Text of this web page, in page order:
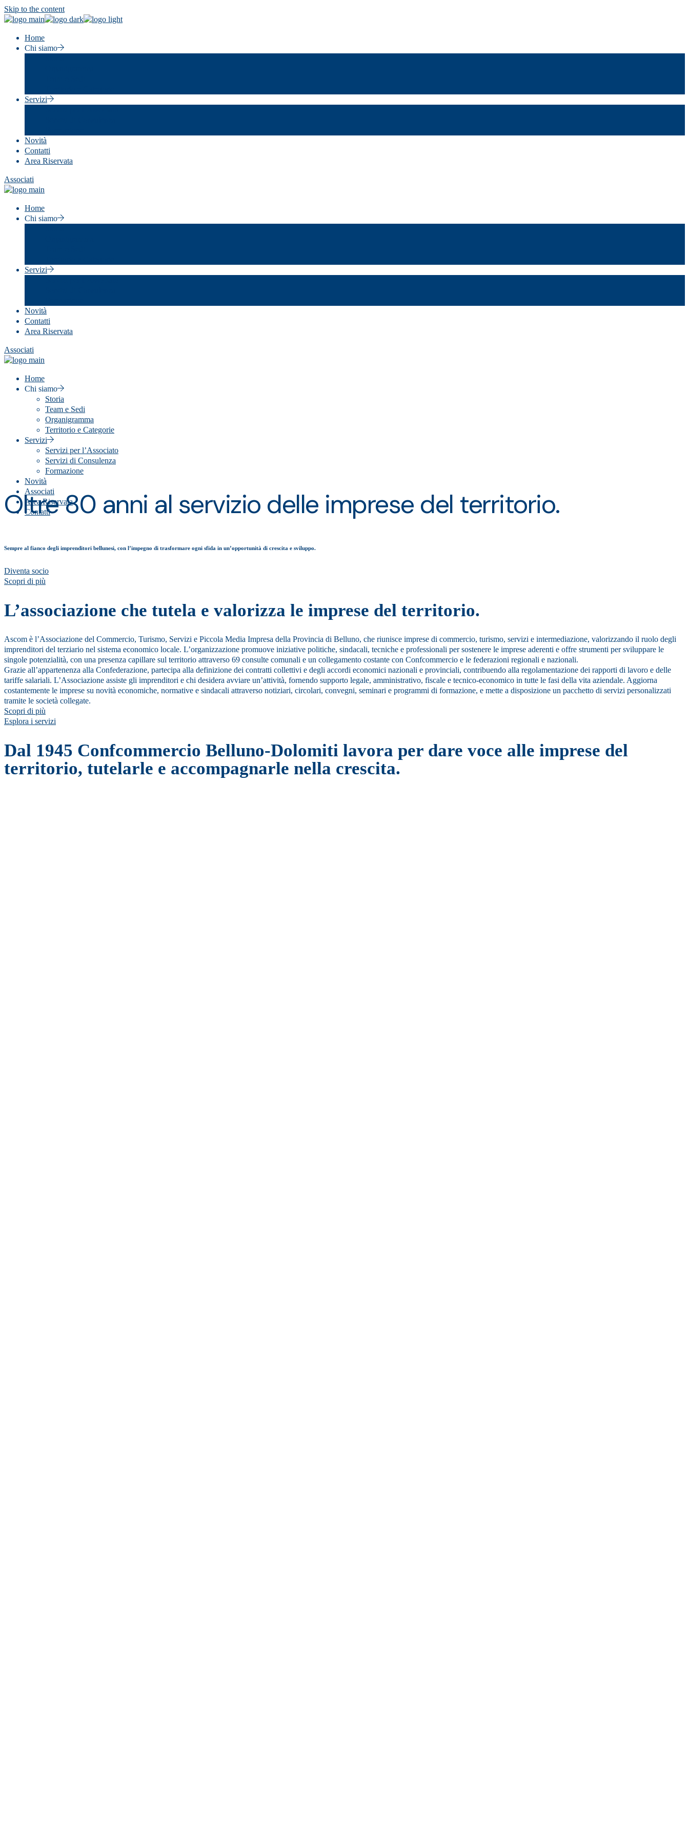
Skip to the content
Home
Chi siamo
Servizi
Novità
Contatti
Area Riservata
Associati
Home
Chi siamo
Servizi
Novità
Contatti
Area Riservata
Associati
Home
Chi siamo
Storia
Team e Sedi
Organigramma
Territorio e Categorie
Servizi
Servizi per l’Associato
Servizi di Consulenza
Formazione
Novità
Associati
Area Riservata
Contatti
Oltre 80 anni al servizio delle imprese del territorio.
Sempre al fianco degli imprenditori bellunesi, con l’impegno di trasformare ogni sfida in un’opportunità di crescita e sviluppo.
Diventa socio
Scopri di più
L’associazione che tutela e valorizza le imprese del territorio.
Ascom è l’Associazione del Commercio, Turismo, Servizi e Piccola Media Impresa della Provincia di Belluno, che riunisce imprese di commercio, turismo, servizi e intermediazione, valorizzando il ruolo degli
imprenditori del terziario nel sistema economico locale. L’organizzazione promuove iniziative politiche, sindacali, tecniche e professionali per sostenere le imprese aderenti e offre strumenti per sviluppare le
singole potenzialità, con una presenza capillare sul territorio attraverso 69 consulte comunali e un collegamento costante con Confcommercio e le federazioni regionali e nazionali.
Grazie all’appartenenza alla Confederazione, partecipa alla definizione dei contratti collettivi e degli accordi economici nazionali e provinciali, contribuendo alla regolamentazione dei rapporti di lavoro e delle
tariffe salariali. L’Associazione assiste gli imprenditori e chi desidera avviare un’attività, fornendo supporto legale, amministrativo, fiscale e tecnico-economico in tutte le fasi della vita aziendale. Aggiorna
costantemente le imprese su novità economiche, normative e sindacali attraverso notiziari, circolari, convegni, seminari e programmi di formazione, e mette a disposizione un pacchetto di servizi personalizzati
tramite le società collegate.
Scopri di più
Esplora i servizi
Dal 1945 Confcommercio Belluno-Dolomiti lavora per dare voce alle imprese del
territorio, tutelarle e accompagnarle nella crescita.